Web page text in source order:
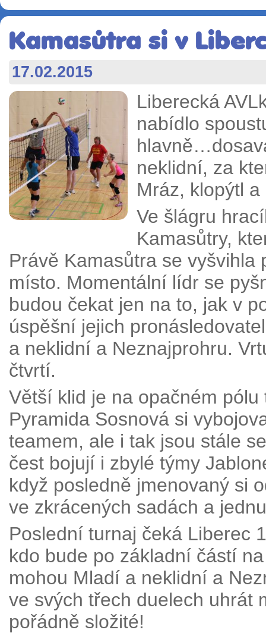
Kamasůtra si v
17.02.2015
Liberecká
nabídlo
neklidní, za
Mráz, klopýtl
Ve šlágru
Kamasůtry,
Právě Kamasůtra se
místo. Momentální lídr se
budou čekat jen na to, jak v
úspěšní jejich
a neklidní a Neznajprohru.
čtvrtí.
Větší klid je na opačném
Pyramida Sosnová si
teamem, ale i tak jsou stále
čest bojují i zbylé týmy
když posledně jmenovaný si
ve zkrácených sadách a
Poslední turnaj čeká Liberec
kdo bude po základní částí
mohou Mladí a neklidní a
ve svých třech duelech uhrát
pořádně složité!